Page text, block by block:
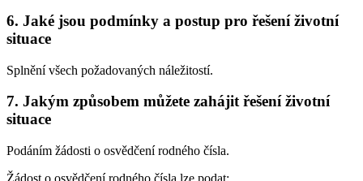
6. Jaké jsou podmínky a postup pro řešení životní
situace
Splnění všech požadovaných náležitostí.
7. Jakým způsobem můžete zahájit řešení životní
situace
Podáním žádosti o osvědčení rodného čísla.
Žádost o osvědčení rodného čísla lze podat: